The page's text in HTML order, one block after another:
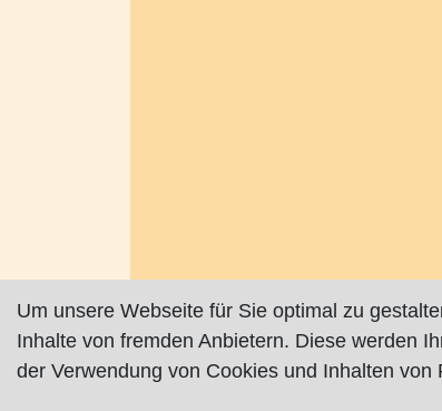
Impressum
Um unsere Webseite für Sie optimal zu
Inhalte von fremden Anbietern. Diese werden
der Verwendung von Cookies und Inhalten von